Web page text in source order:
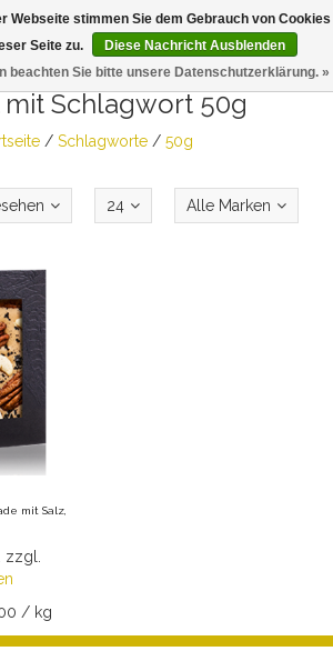
Schlagwort 50g
/ Schlagworte / 50g
24 Alle Marken
mit Salz,
zzgl.
/ kg
Webseite stimmen Sie dem Gebrauch von Cookies
Seite zu.
Diese Nachricht Ausblenden
beachten Sie bitte unsere Datenschutzerklärung. »